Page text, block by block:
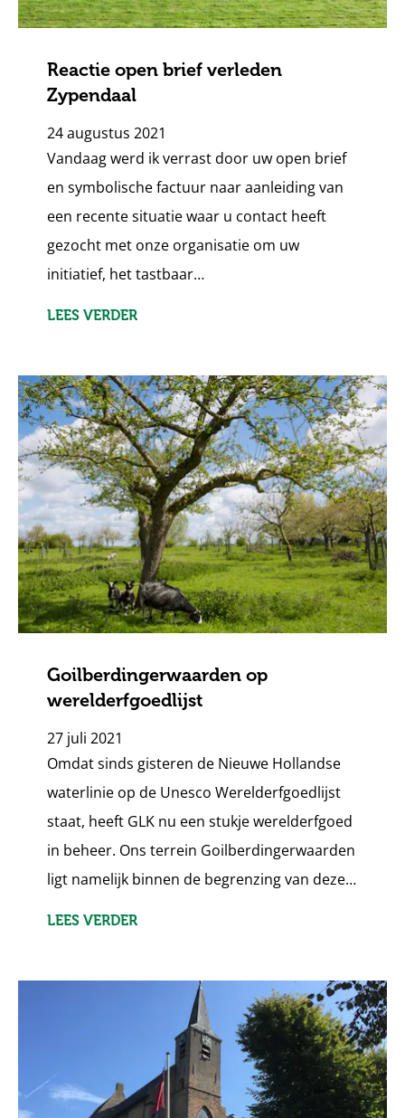
Reactie open brief verleden
Zypendaal
24 augustus 2021
Vandaag werd ik verrast door uw open brief
en symbolische factuur naar aanleiding van
een recente situatie waar u contact heeft
gezocht met onze organisatie om uw
initiatief, het tastbaar…
LEES VERDER
Goilberdingerwaarden op
werelderfgoedlijst
27 juli 2021
Omdat sinds gisteren de Nieuwe Hollandse
waterlinie op de Unesco Werelderfgoedlijst
staat, heeft GLK nu een stukje werelderfgoed
in beheer. Ons terrein Goilberdingerwaarden
ligt namelijk binnen de begrenzing van deze…
LEES VERDER